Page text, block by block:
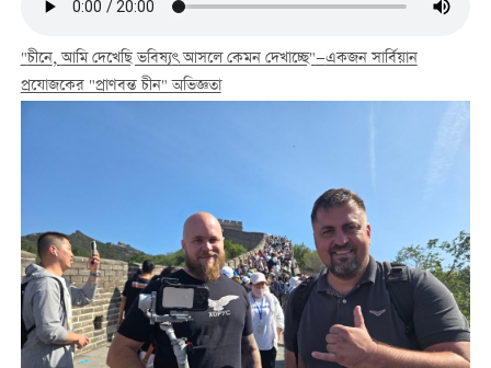
"চীনে,আমি দেখেছি ভবিষ্যৎআসলে কেমন দেখাচ্ছে"—একজন সার্বিয়ান
প্রযোজকের "প্রাণবন্ত চীন" অভিজ্ঞতা